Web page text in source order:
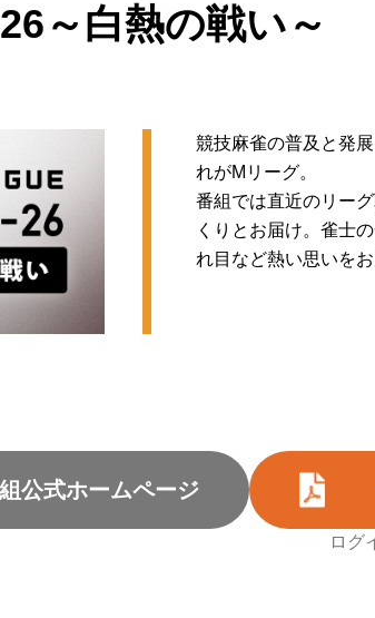
～白熱の戦い～
競技麻雀の普及と発
れがMリーグ。
番組では直近のリー
くりとお届け。雀士
れ目など熱い思いをお
公式ホームページ
ログ